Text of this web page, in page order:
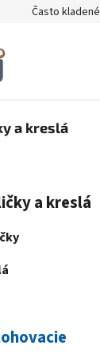
Často
a kreslá
a kreslá